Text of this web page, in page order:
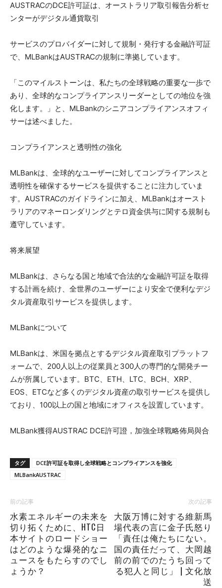
AUSTRACのDCE許可証は、オーストラリア取引報告分析セ
ンターがデジタル通貨取引
サービスのプロバイダーに対して規制・発行する金融許可証
で、MLBankはAUSTRACの規制に準拠しています。
「このマイルストーンは、私たちの全球戦略の重要な一歩で
あり、全球的なコンプライアンスリーダーとしての地位を強
化します。」と、MLBankのシニアコンプライアンスオフィ
サーは述べました。
コンプライアンスと透明性の強化
MLBankは、全球的なユーザーに対してコンプライアンスと
透明性を確保するサービスを提供することに注力していま
す。AUSTRACのガイドラインに加え、MLBankはオースト
ラリアのマネーロンダリングとテロ資金供与に関する規制も
遵守しています。
将来展望
MLBankは、さらなる国と地域で合法的な金融許可証を取得
する計画を続け、全世界のユーザーにより安全で便利なデジ
タル資産取引サービスを提供します。
MLBankについて
MLBankは、米国を拠点とするデジタル資産取引プラットフ
ォームで、200人以上の従業員と300人の専門的な開発チー
ムが所属しています。BTC、ETH、LTC、BCH、XRP、
EOS、ETCなど多くのデジタル資産の取引サービスを提供し
ており、100以上の国と地域にオフィスを設置しています。
MLBank獲得AUSTRAC DCE許可證，加強全球戰略佈局與合
タグ
DCE許可証を取得し全球戦略とコンプライアンスを強化
MLBankAUSTRAC
前の記事
水素エネルギーの未来を
切り拓くために、HTC日
本サイトのロードショー
はどのような爆発的なニ
ュースをもたらすのでし
ょうか？
次の記事
大阪万博に対する維新馬
場代表の言に金子氏怒り
「責任は俺たちにない。
国の責任だって、大岡越
前の前でのたうち回って
る犯人と同じ」 | 文化放
送